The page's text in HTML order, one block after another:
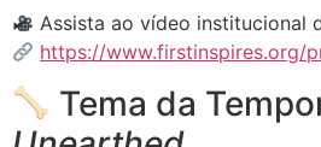
Assista ao vídeo institucional
https://www.firstinspires.org/
Tema da